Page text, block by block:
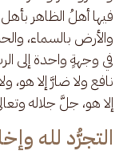
فيها أهلُ الظاهر
والأرض بالسماء،
في وجهةٍ واحدة إلى
نافع ولا ضارَّ إلا هو،
إلا هو، جلَّ جلاله
التجرُّد لله